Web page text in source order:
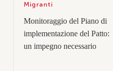
Migranti
Monitoraggio del Piano di
implementazione del Patto:
un impegno necessario